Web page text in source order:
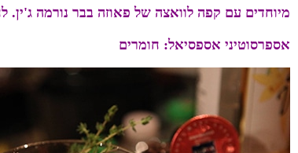
מיוחדים עם קפה לוואצה של פאוזה בבר נורמה ג'ין.
אספרסוטיני אספסיאל: חומרים